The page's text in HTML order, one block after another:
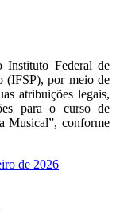
Instituto Federal de
(IFSP), por meio de
atribuições legais,
para o curso de
Musical”, conforme
de 2026